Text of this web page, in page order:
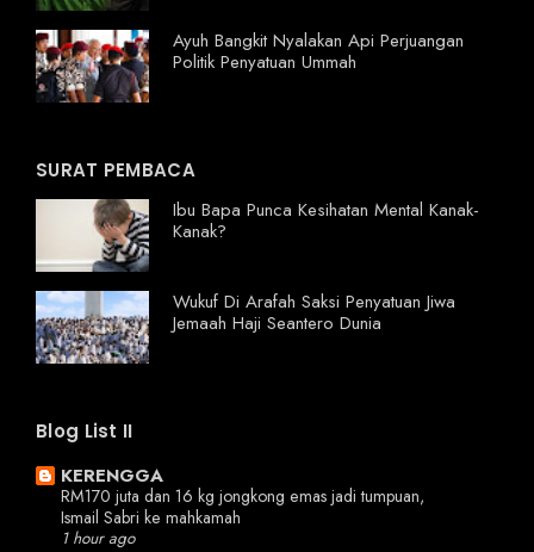
Ayuh Bangkit Nyalakan Api Perjuangan
Politik Penyatuan Ummah
SURAT PEMBACA
Ibu Bapa Punca Kesihatan Mental Kanak-
Kanak?
Wukuf Di Arafah Saksi Penyatuan Jiwa
Jemaah Haji Seantero Dunia
Blog List II
KERENGGA
RM170 juta dan 16 kg jongkong emas jadi tumpuan,
Ismail Sabri ke mahkamah
1 hour ago